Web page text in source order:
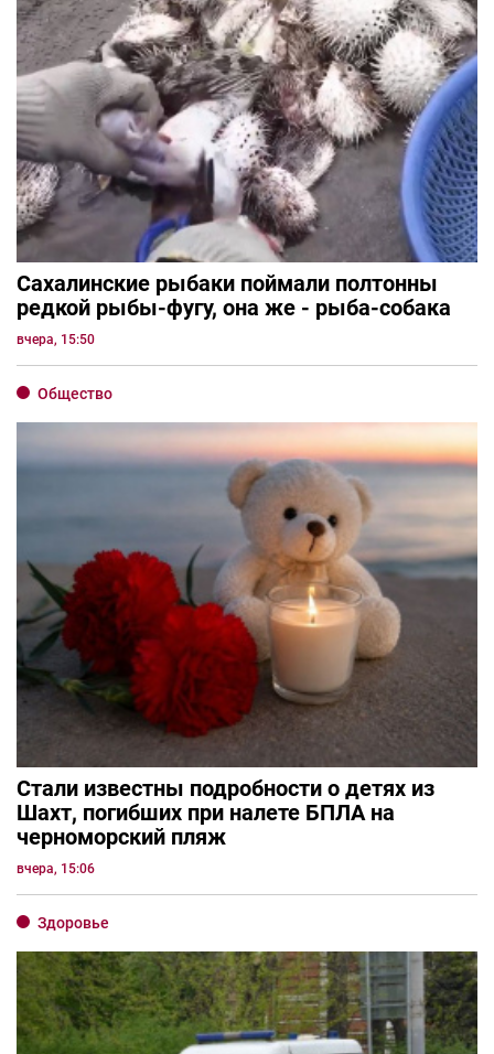
Сахалинские рыбаки поймали полтонны
редкой рыбы-фугу, она же - рыба-собака
вчера, 15:50
Общество
Стали известны подробности о детях из
Шахт, погибших при налете БПЛА на
черноморский пляж
вчера, 15:06
Здоровье